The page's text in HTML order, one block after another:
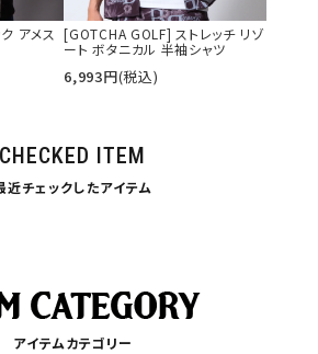
アメス
[GOTCHA GOLF] ストレッチ リゾ
ート ボタニカル 半袖シャツ
6,993円(税込)
CHECKED ITEM
近チェックしたアイテム
アイテムカテゴリー